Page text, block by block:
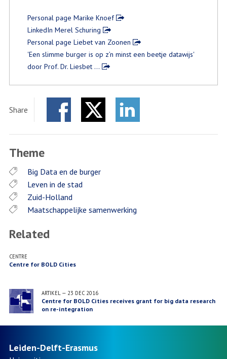
Personal page Marike Knoef
LinkedIn Merel Schuring
Personal page Liebet van Zoonen
'Een slimme burger is op z’n minst een beetje datawijs'
door Prof. Dr. Liesbet …
Share
Theme
Big Data en de burger
Leven in de stad
Zuid-Holland
Maatschappelijke samenwerking
Related
CENTRE
Centre for BOLD Cities
ARTIKEL— 23 DEC 2016
Centre for BOLD Cities receives grant for big data research
on re-integration
Leiden-Delft-Erasmus